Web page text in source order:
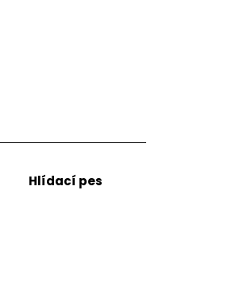
Hlídací pes